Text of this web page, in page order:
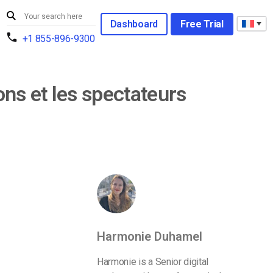
+1 855-896-9300
Dashboard Free Trial
et les spectateurs
Harmonie Duhamel
Harmonie is a Senior digital